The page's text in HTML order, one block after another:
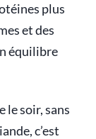
plus
et des
équilibre
le soir, sans
c’est